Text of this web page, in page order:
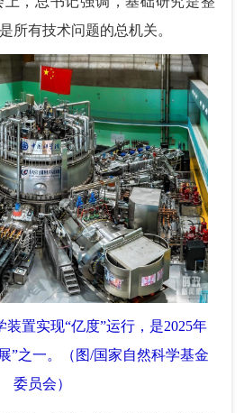
所有技术问题的总机关。
置实现“亿度”运行，是2025年
”之一。（图/国家自然科学基金
委员会）